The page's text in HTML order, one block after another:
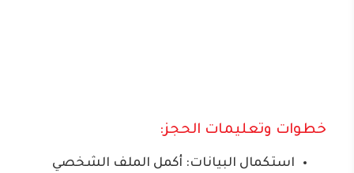
خطوات وتعليمات الحجز:
استكمال البيانات: أكمل الملف الشخصي